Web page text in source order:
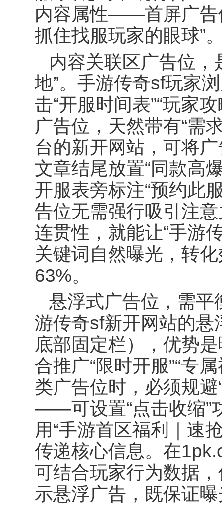
内容属性——首屏广
抓住找服玩家的眼球”
内容关联区广告位，
地”。手游传奇sf玩家
击“开服时间表”“玩家攻
广告位，天然带有“需
台的新开网站，可将
文章结尾放置“同款高
开服表旁标注“预约此
告位无需强行吸引注
连贯性，就能让“手游
关键词自然曝光，转
63%。
悬浮式广告位，需平
游传奇sf新开网站的悬
底部固定栏），优势
合推广“限时开服”“专
类广告位时，必须规避
——可设置“点击收缩”
用“手游首区福利｜速
传递核心信息。在
可结合玩家行为数据
示悬浮广告，既保证